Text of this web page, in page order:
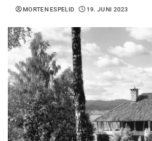
MORTEN ESPELID 19. JUNI 2023